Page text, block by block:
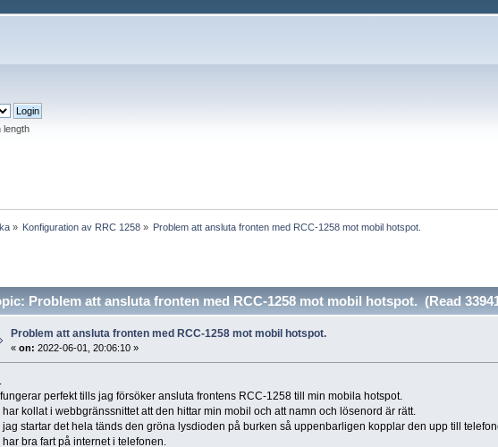
length
» Konfiguration av RRC 1258 » Problem att ansluta fronten med RCC-1258 mot mobil hotspot.
Problem att ansluta fronten med RCC-1258 mot mobil hotspot. (Read
Problem att ansluta fronten med RCC-1258 mot mobil hotspot.
«on: 2022-06-01, 20:06:10 »
perfekt tills jag försöker ansluta frontens RCC-1258 till min mobila hotspot.
har kollat i webbgränssnittet att den hittar min mobil och att namn och lösenord är rätt.
jag startar det hela tänds den gröna lysdioden på burken så uppenbarligen kopplar den upp till
har bra fart på internet i telefonen.